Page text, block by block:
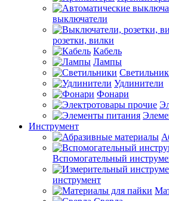
выключатели
розетки, вилки
Кабель
Лампы
Удлинители
Фонари
Инструмент
Вспомогательный
инструмент